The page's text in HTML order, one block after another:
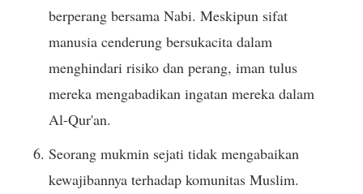
berperang bersama Nabi. Meskipun sifat
manusia cenderung bersukacita dalam
menghindari risiko dan perang, iman tulus
mereka mengabadikan ingatan mereka dalam
Al-Qur'an.
Seorang mukmin sejati tidak mengabaikan
kewajibannya terhadap komunitas Muslim.